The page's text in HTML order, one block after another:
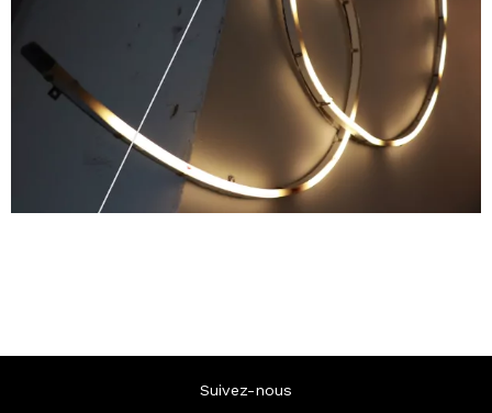
Suivez-nous